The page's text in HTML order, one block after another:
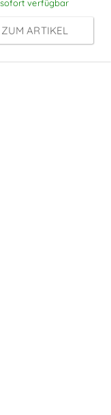
sofort verfügbar
ZUM ARTIKEL